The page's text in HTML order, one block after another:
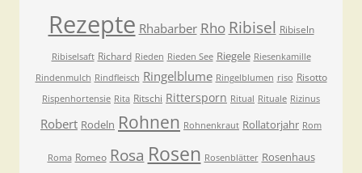
Rezepte Rhabarber Rho Ribisel Ribiseln
Ribiselsaft Richard Rieden Rieden See Riegele Riesenkamille
Rindenmulch Rindfleisch Ringelblume Ringelblumen riso Risotto
Rispenhortensie Rita Ritschi Rittersporn Ritual Rituale Rizinus
Robert Rodeln Rohnen Rohnenkraut Rollatorjahr Rom
Roma Romeo Rosa Rosen Rosenblätter Rosenhaus